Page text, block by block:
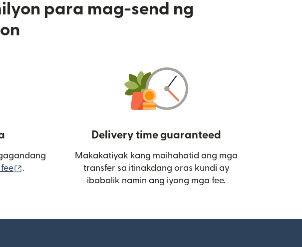
para mag-send ng
(bubukas sa bagong window)
.
Delivery time guaranteed
Makakatiyak kang maihahatid ang mga
transfer sa itinakdang oras kundi ay
ibabalik namin ang iyong mga fee.